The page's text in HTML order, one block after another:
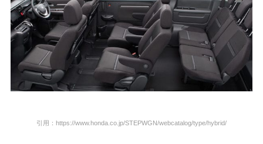
引用：https://www.honda.co.jp/STEPWGN/webcatalog/type/hybrid/